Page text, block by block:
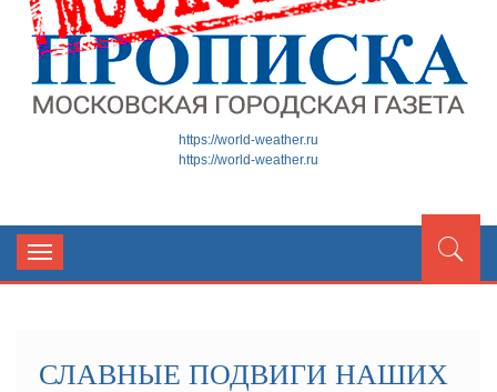
МОСКОВСКАЯ ГОРОДСКАЯ
https://world-weather.ru
https://world-weather.ru
Toggle
navigation
СЛАВНЫЕ ПОДВИГИ НАШИХ